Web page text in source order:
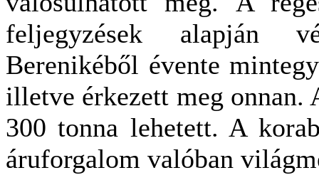
feljegyzések alapján
Berenikéből évente
illetve érkezett meg onnan.
300 tonna lehetett. A
áruforgalom valóban